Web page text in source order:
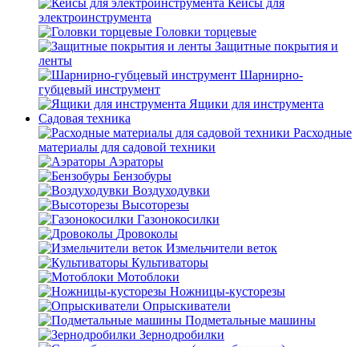
Кейсы для
электроинструмента
Головки торцевые
Защитные покрытия и
ленты
Шарнирно-
губцевый инструмент
Ящики для инструмента
Садовая техника
Расходные
материалы для садовой техники
Аэраторы
Бензобуры
Воздуходувки
Высоторезы
Газонокосилки
Дровоколы
Измельчители веток
Культиваторы
Мотоблоки
Ножницы-кусторезы
Опрыскиватели
Подметальные машины
Зернодробилки